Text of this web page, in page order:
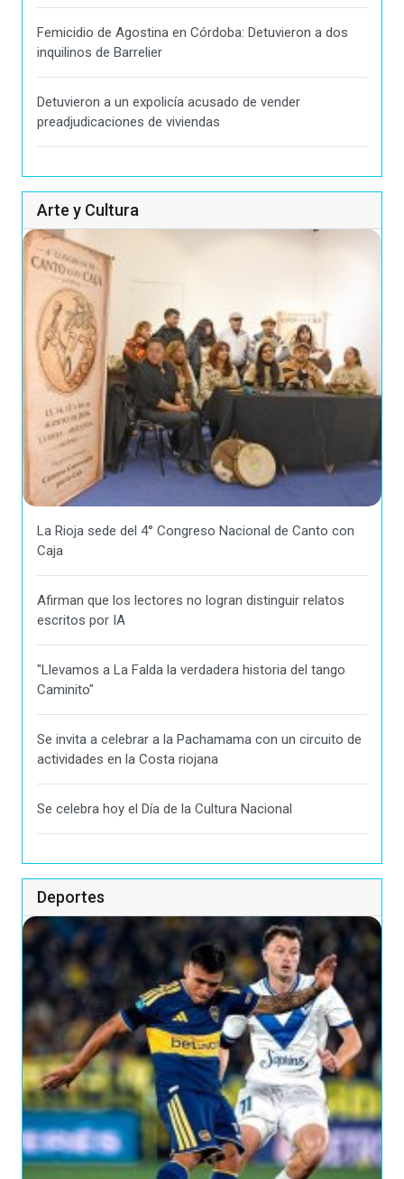
Femicidio de Agostina en Córdoba: Detuvieron a dos
inquilinos de Barrelier
Detuvieron a un expolicía acusado de vender
preadjudicaciones de viviendas
Arte y Cultura
La Rioja sede del 4° Congreso Nacional de Canto con
Caja
Afirman que los lectores no logran distinguir relatos
escritos por IA
"Llevamos a La Falda la verdadera historia del tango
Caminito"
Se invita a celebrar a la Pachamama con un circuito de
actividades en la Costa riojana
Se celebra hoy el Día de la Cultura Nacional
Deportes